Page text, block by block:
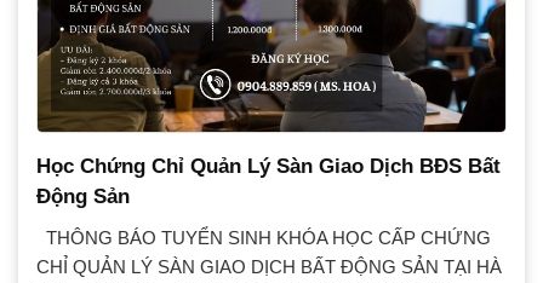
Học Chứng Chỉ Quản Lý Sàn Giao Dịch BĐS Bất
Động Sản
THÔNG BÁO TUYỂN SINH KHÓA HỌC CẤP CHỨNG
CHỈ QUẢN LÝ SÀN GIAO DỊCH BẤT ĐỘNG SẢN TẠI HÀ